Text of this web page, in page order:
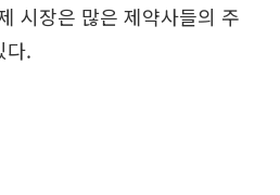
시장은 많은 제약사들의 주
다.